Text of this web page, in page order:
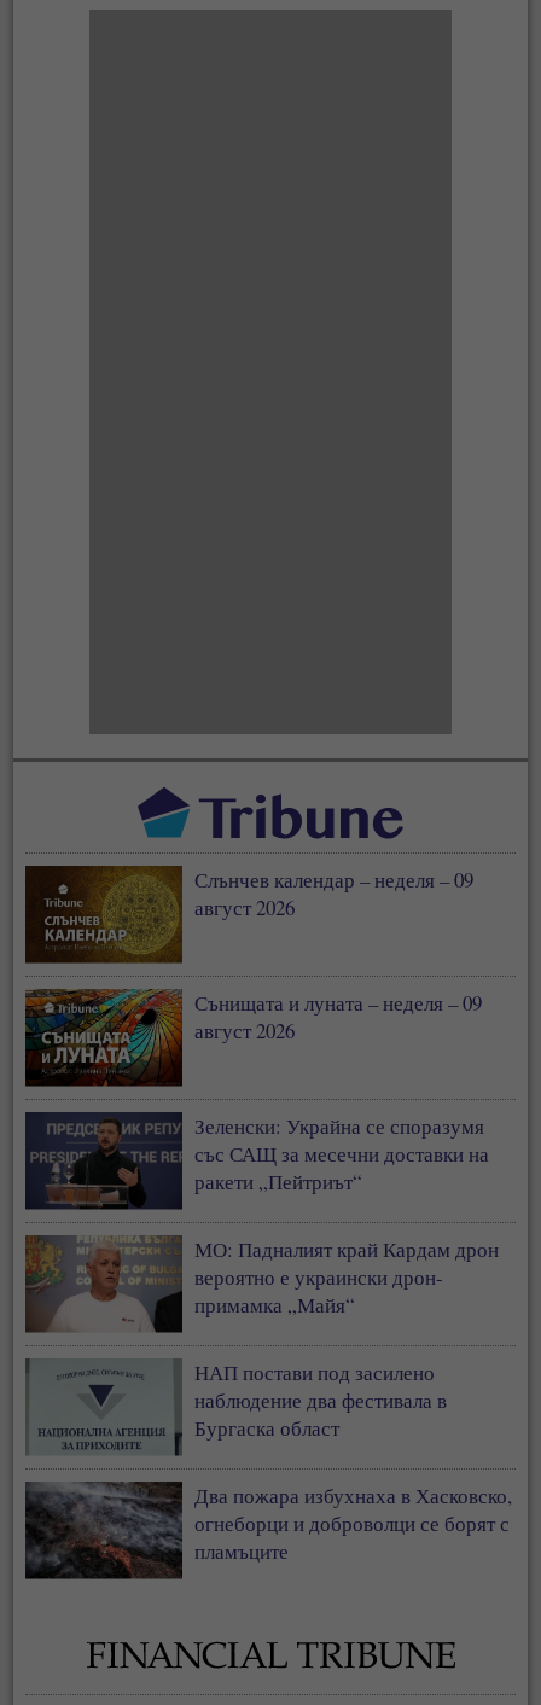
Слънчев календар – неделя – 09
август 2026
Сънищата и луната – неделя – 09
август 2026
Зеленски: Украйна се споразумя
със САЩ за месечни доставки на
ракети „Пейтриът“
МО: Падналият край Кардам дрон
вероятно е украински дрон-
примамка „Майя“
НАП постави под засилено
наблюдение два фестивала в
Бургаска област
Два пожара избухнаха в Хасковско,
огнеборци и доброволци се борят с
пламъците